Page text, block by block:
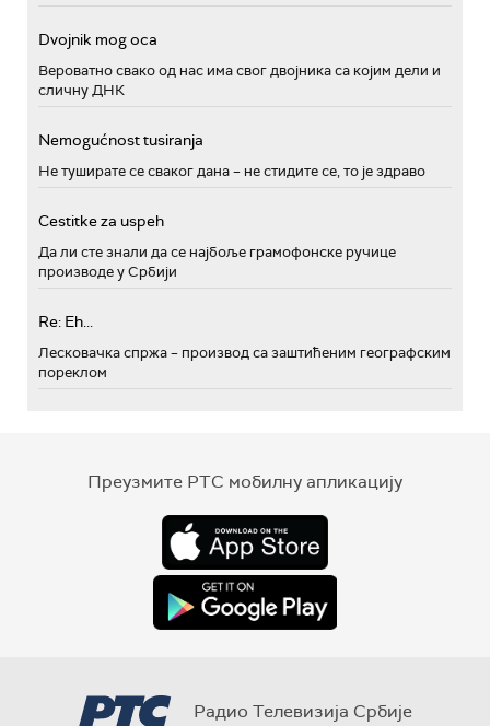
Dvojnik mog oca
Вероватно свако од нас има свог двојника са којим дели и
сличну ДНК
Nemogućnost tusiranja
Не туширате се сваког дана – не стидите се, то је здраво
Cestitke za uspeh
Да ли сте знали да се најбоље грамофонске ручице
производе у Србији
Re: Eh...
Лесковачка спржа – производ са заштићеним географским
пореклом
Преузмите РТС мобилну апликацију
Радио Телевизија Србије